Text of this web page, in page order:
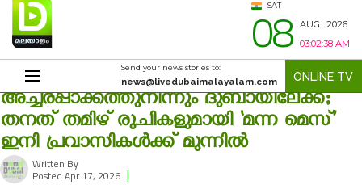
SAT
08
AUG . 2026
03:02:39 AM
Send your news stories to:
news@livedubaimalayalam.com ONLINE TV
അച്ചരപ്പാക്കത്തുനിന്നും ദുബായിലേക്ക്;
തനത് തമിഴ് രുചികളുമായി ‘മന്ന മെസ്’
ഇനി പ്രവാസികൾക്ക് മുന്നിൽ
Written By
Posted Apr 17, 2026 |